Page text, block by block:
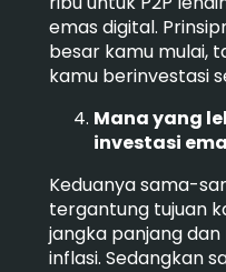
emas digital.
besar kamu mulai,
kamu berinvestasi
Mana yang
investasi
Keduanya sama-
tergantung tujuan
jangka panjang
inflasi. Sedangkan